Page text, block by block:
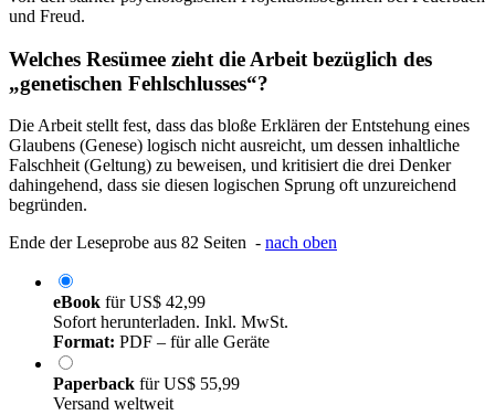
und Freud.
Welches Resümee zieht die Arbeit bezüglich des
„genetischen Fehlschlusses“?
Die Arbeit stellt fest, dass das bloße Erklären der Entstehung eines
Glaubens (Genese) logisch nicht ausreicht, um dessen inhaltliche
Falschheit (Geltung) zu beweisen, und kritisiert die drei Denker
dahingehend, dass sie diesen logischen Sprung oft unzureichend
begründen.
Ende der Leseprobe aus 82 Seiten - nach oben
eBook fürUS$ 42,99
Sofort herunterladen. Inkl. MwSt.
Format: PDF – für alle Geräte
Paperback fürUS$ 55,99
Versand weltweit